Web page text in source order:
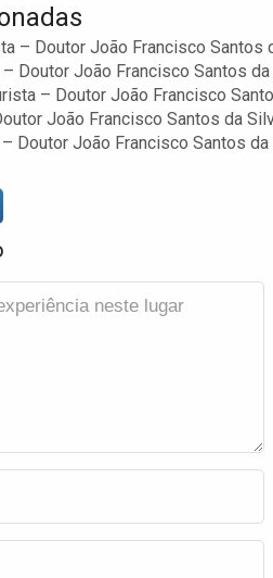
– Doutor João Francisco Santos
Doutor João Francisco Santos
– Doutor João Francisco
João Francisco Santos da
Doutor João Francisco Santos da